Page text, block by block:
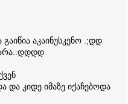
აკაინუსკენო .;დდ
კიდე იმაზე იქაჩებოდა